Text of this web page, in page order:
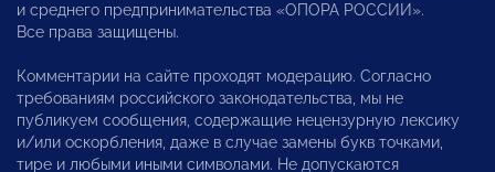
и среднего предпринимательства «ОПОРА РОССИИ».
Все права защищены.
Комментарии на сайте проходят модерацию. Согласно
требованиям российского законодательства, мы не
публикуем сообщения, содержащие нецензурную лексику
и/или оскорбления, даже в случае замены букв точками,
тире и любыми иными символами. Не допускаются